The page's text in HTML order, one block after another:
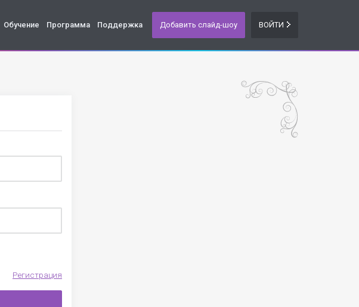
Обучение Программа Поддержка Добавить слайд-шоу ВОЙТИ
Регистрация